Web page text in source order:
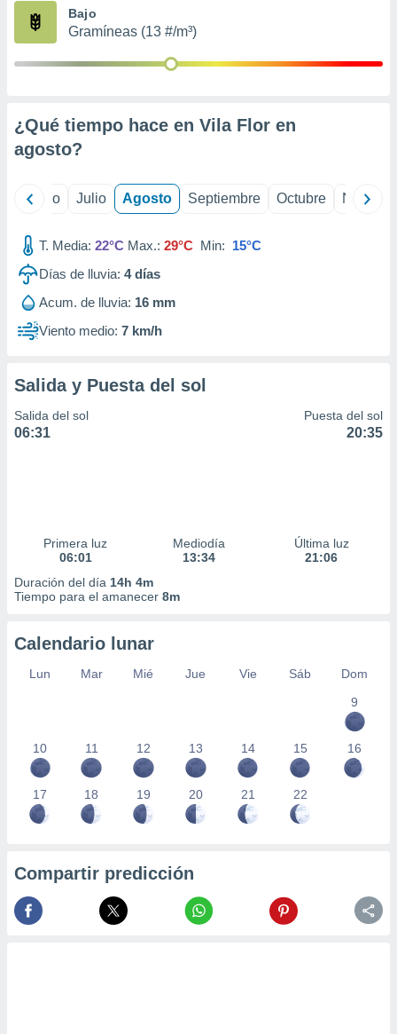
publicidad
1199
Bajo
Gramíneas (13 #/m³)
¿Qué tiempo hace en Vila Flor en
agosto?
Junio Julio Agosto Septiembre Octubre
T. Media: 22°C Max.: 29°C Min: 15°C
Días de lluvia: 4días
Acum. de lluvia: 16 mm
Viento medio: 7 km/h
Salida y Puesta del sol
Salida del sol
06:31
Puesta del sol
20:35
Primera luz
06:01
Mediodía
13:34
Última luz
21:06
Duración del día 14h 4m
Tiempo para el amanecer 8m
Calendario lunar
Lun Mar Mié Jue Vie Sáb
Dom
9
10 11 12 13 14 15 16
17 18 19 20 21 22
Compartir predicción